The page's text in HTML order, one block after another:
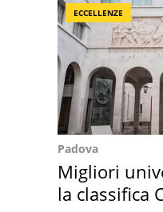
ECCELLENZE
Padova
Migliori
la classifica